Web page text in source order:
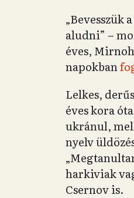
„Bevesszük
aludni” –
éves,
napokban
Lelkes,
éves kora
ukránul,
nyelv
harkiviak
Csernov is.